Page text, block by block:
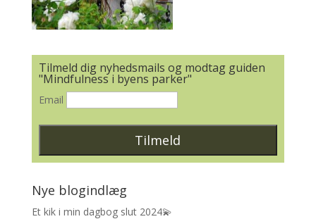
Tilmeld dig nyhedsmails og modtag guiden
"Mindfulness i byens parker"
Email
Nye blogindlæg
Et kik i min dagbog slut 2024💫